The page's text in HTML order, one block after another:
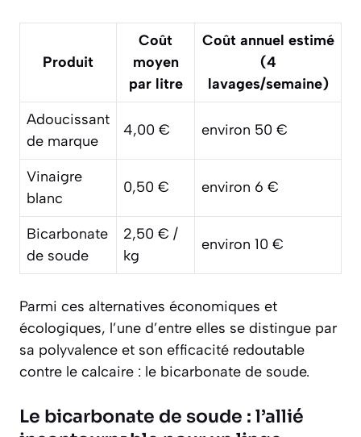
Produit
Coût
moyen
par litre
Coût annuel estimé
(4
lavages/semaine)
Adoucissant
de marque
4,00 € environ 50 €
Vinaigre
blanc
0,50 € environ 6 €
Bicarbonate
de soude
2,50 € /
kg
environ 10 €
Parmi ces alternatives économiques et
écologiques, l’une d’entre elles se distingue par
sa polyvalence et son efficacité redoutable
contre le calcaire : le bicarbonate de soude.
Le bicarbonate de soude : l’allié